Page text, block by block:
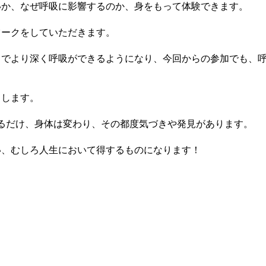
、なぜ呼吸に影響するのか、身をもって体験できます。
クをしていただきます。
より深く呼吸ができるようになり、今回からの参加でも、
ます。
け、身体は変わり、その都度気づきや発見があります。
むしろ人生において得するものになります！